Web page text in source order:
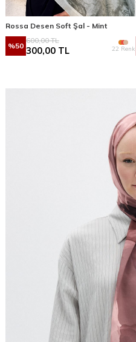
Rossa Desen Soft Şal - Mint
%50
600,00TL
300,00 TL 22 Renk